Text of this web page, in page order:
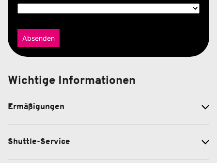
Absenden
Wichtige Informationen
Ermäßigungen
Shuttle-Service